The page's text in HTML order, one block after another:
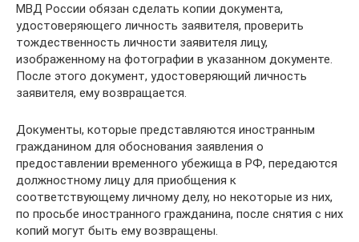
МВД России обязан сделать копии документа,
удостоверяющего личность заявителя, проверить
тождественность личности заявителя лицу,
изображенному на фотографии в указанном документе.
После этого документ, удостоверяющий личность
заявителя, ему возвращается.
Документы, которые представляются иностранным
гражданином для обоснования заявления о
предоставлении временного убежища в РФ, передаются
должностному лицу для приобщения к
соответствующему личному делу, но некоторые из них,
по просьбе иностранного гражданина, после снятия с них
копий могут быть ему возвращены.